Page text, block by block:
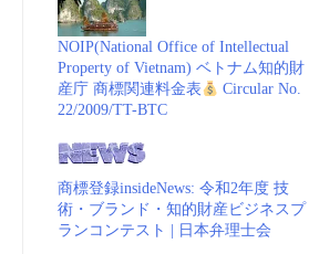
NOIP(National Office of Intellectual
Property of Vietnam) ベトナム知的財
産庁 商標関連料金表
Circular No.
22/2009/TT-BTC
商標登録insideNews: 令和2年度 技
術・ブランド・知的財産ビジネスプ
ランコンテスト | 日本弁理士会